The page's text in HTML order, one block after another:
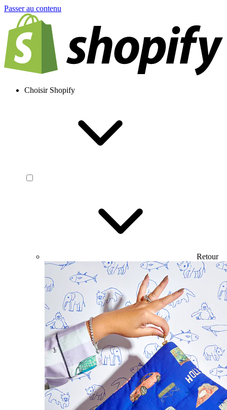
Passer au contenu
Choisir Shopify
Retour